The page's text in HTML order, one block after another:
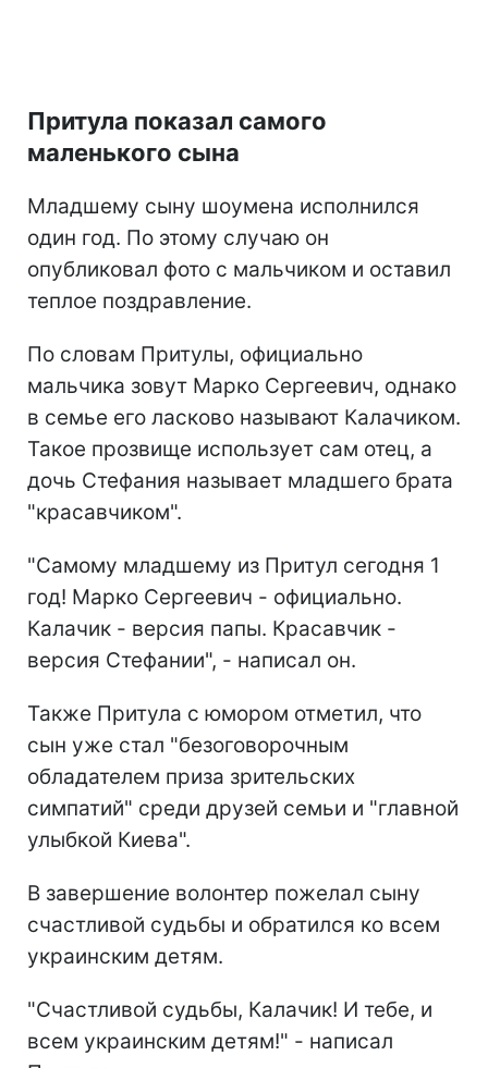
Притула показал самого
маленького сына
Младшему сыну шоумена исполнился
один год. По этому случаю он
опубликовал фото с мальчиком и оставил
теплое поздравление.
По словам Притулы, официально
мальчика зовут Марко Сергеевич, однако
в семье его ласково называют Калачиком.
Такое прозвище использует сам отец, а
дочь Стефания называет младшего брата
"красавчиком".
"Самому младшему из Притул сегодня 1
год! Марко Сергеевич - официально.
Калачик - версия папы. Красавчик -
версия Стефании", - написал он.
Также Притула с юмором отметил, что
сын уже стал "безоговорочным
обладателем приза зрительских
симпатий" среди друзей семьи и "главной
улыбкой Киева".
В завершение волонтер пожелал сыну
счастливой судьбы и обратился ко всем
украинским детям.
"Счастливой судьбы, Калачик! И тебе, и
всем украинским детям!" - написал